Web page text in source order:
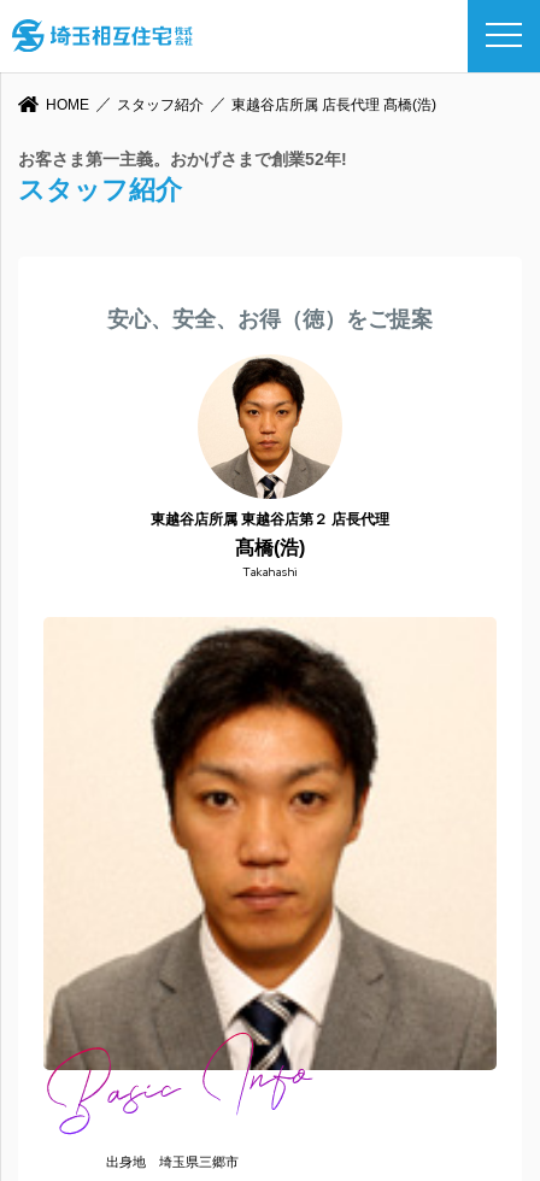
HOME スタッフ紹介 東越谷店所属 店長代理 髙橋(浩)
お客さま第一主義。おかげさまで創業52年!
スタッフ紹介
安心、安全、お得（徳）をご提案
東越谷店所属 東越谷店第２ 店長代理
髙橋(浩)
Takahashi
出身地
埼玉県三郷市